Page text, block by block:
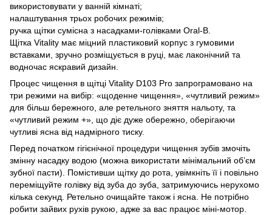
використовувати у ванній кімнаті;
налаштування трьох робочих режимів;
ручка щітки сумісна з насадками-голівками Oral-B.
Щітка Vitality має міцний пластиковий корпус з гумовими
вставками, зручно розміщується в руці, має лаконічний та
водночас яскравий дизайн.
Процес чищення в щітці Vitality D103 Pro запрограмовано на
три режими на вибір: «щоденне чищення», «чутливий режим»
для більш бережного, але ретельного зняття нальоту, та
«чутливий режим +», що діє дуже обережно, оберігаючи
чутливі ясна від надмірного тиску.
Перед початком гігієнічної процедури чищення зубів змочіть
змінну насадку водою (можна використати мінімальний об’єм
зубної пасти). Помістивши щітку до рота, увімкніть її і повільно
переміщуйте голівку від зуба до зуба, затримуючись нерухомо
кілька секунд. Ретельно очищайте також і ясна. Не потрібно
робити зайвих рухів рукою, адже за вас працює міні-мотор.